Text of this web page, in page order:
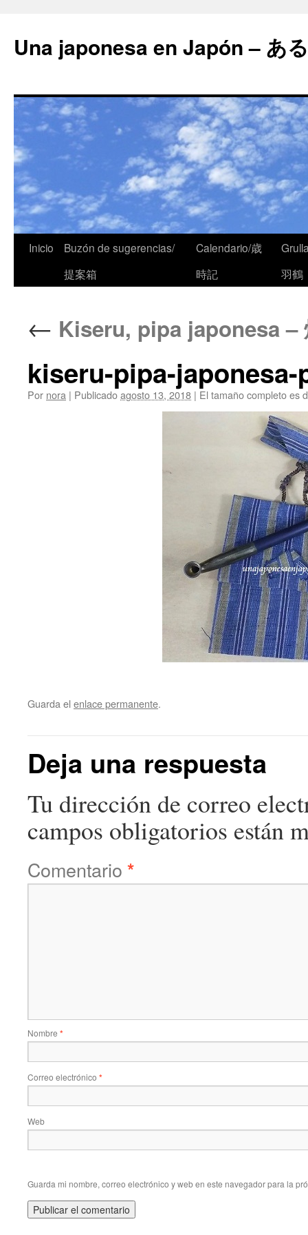
Una japonesa en Japón – あ
Inicio
Buzón de sugerencias/
提案箱
Calendario/歳
時記
羽鶴
← Kiseru, pipa japonesa –
kiseru-pipa-
Por nora | Publicadoagosto 13, 2018 | El tamaño completo es
Guarda el enlace permanente.
Deja una respuesta
Tu dirección de correo
campos obligatorios están
Comentario *
Nombre *
Correo electrónico *
Web
Guarda mi nombre, correo electrónico y web en este navegador para la